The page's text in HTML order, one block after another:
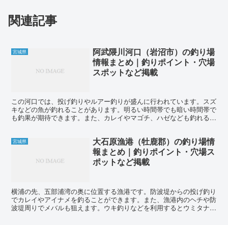
関連記事
宮城県
阿武隈川河口（岩沼市）の釣り場
情報まとめ｜釣りポイント・穴場
スポットなど掲載
この河口では、投げ釣りやルアー釣りが盛んに行われています。スズ
キなどの魚が釣れることがあります。明るい時間帯でも暗い時間帯で
も釣果が期待できます。また、カレイやマゴチ、ハゼなども釣れるこ
宮城県
大石原漁港（牡鹿郡）の釣り場情
報まとめ｜釣りポイント・穴場ス
ポットなど掲載
横浦の先、五部浦湾の奥に位置する漁港です。防波堤からの投げ釣り
でカレイやアイナメを釣ることができます。また、漁港内のヘチや防
波堤周りでメバルも狙えます。ウキ釣りなどを利用するとウミタナゴ